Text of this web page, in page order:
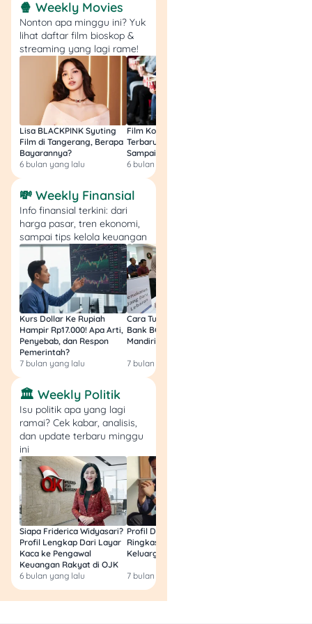
ekonomi Indonesia. Selain
itu, capaian Bank BRI di
tahun 2024 cukup bikin
para investor optimis sama
kinerja saham BBRI di
masa depan.
Apakah Saham BBRI
Masih Layak Dibeli?
Tentu, saham BBRI masih
sangat layak dibeli untuk
aset investasi jangka
panjang. Apalagi laba
bersih dan pendapatan
bunga bersihnya masih
tumbuh dari tahun ke tahun.
Ditambah, BBRI bakal
mencairkandividen interim
jumbo dengan total nilai
Rp20,46 triliun atau Rp135
per saham pada 15 Januari
2025. Menurut
Bareksa
imbal hasil dividennya pun
berpotensi mencapai 8,4%
pada tahun 2025, terbesar
di antara saham
perbankan Indonesia.
Masihkah Saham BBRI
Layak Dibeli?
🍿 Weekly Movies
Nonton apa minggu ini? Yuk
lihat daftar film bioskop &
streaming yang lagi rame!
Lisa BLACKPINK Syuting
Film di Tangerang, Berapa
Bayarannya?
6 bulan yang lalu
Film Komedi Indonesia
Terbaru 2026, Siap Ngakak
Sampai Sakit Perut!
6 bulan yang lalu
💸 Weekly Finansial
Info finansial terkini: dari
harga pasar, tren ekonomi,
sampai tips kelola keuangan
Kurs Dollar Ke Rupiah
Hampir Rp17.000! Apa Arti,
Penyebab, dan Respon
Pemerintah?
7 bulan yang lalu
Cara Tukar Uang Baru di
Bank BCA (Umum, BNI,
Mandiri, BRI, dan BSI) 2026!
7 bulan yang lalu
🏛️ Weekly Politik
Isu politik apa yang lagi
ramai? Cek kabar, analisis,
dan update terbaru minggu
ini
Siapa Friderica Widyasari?
Profil Lengkap Dari Layar
Kaca ke Pengawal
Keuangan Rakyat di OJK
6 bulan yang lalu
Profil Darma Mangkuluhur:
Ringkas Latar Belakang
Keluarga dan Bisnisnya
7 bulan yang lalu